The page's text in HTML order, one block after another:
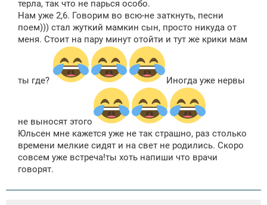
н
и
терла, так что не парься особо.
Нам уже 2,6. Говорим во всю-не заткнуть, песни
поем))) стал жуткий мамкин сын, просто никуда от
меня. Стоит на пару минут отойти и тут же крики мам
ты где? Иногда уже нервы
не выносят этого
Юльсен мне кажется уже не так страшно, раз столько
времени мелкие сидят и на свет не родились. Скоро
совсем уже встреча!ты хоть напиши что врачи
говорят.